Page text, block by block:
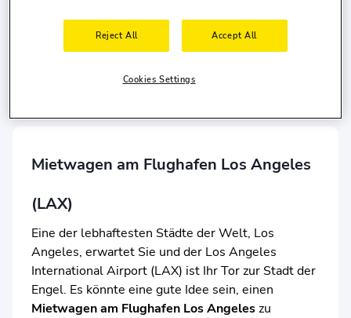
Andere Rückgabeort?
The driver lives inVereinigte Staatenand is30-65years
Mietwagen am Flughafen Los Angeles
(LAX)
Eine der lebhaftesten Städte der Welt, Los
Angeles, erwartet Sie und der Los Angeles
International Airport (LAX) ist Ihr Tor zur Stadt der
Engel. Es könnte eine gute Idee sein, einen
Mietwagen am Flughafen Los Angeleszu
Reject All Accept All
Cookies Settings